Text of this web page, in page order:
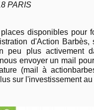
PARIS
disponibles pour
d'Action Barbès,
peu plus activement
envoyer un mail
(mail à
sur l'investissement